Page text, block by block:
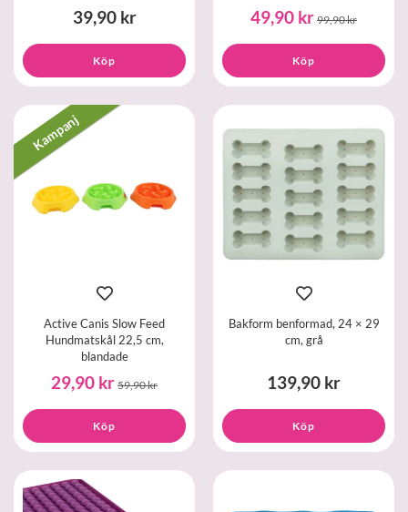
39,90 kr
Köp
49,90 kr 99,90 kr
Köp
Kampanj
Active Canis Slow Feed
Hundmatskål 22,5 cm,
blandade
29,90 kr 59,90 kr
Köp
Bakform benformad, 24 × 29
cm, grå
139,90 kr
Köp